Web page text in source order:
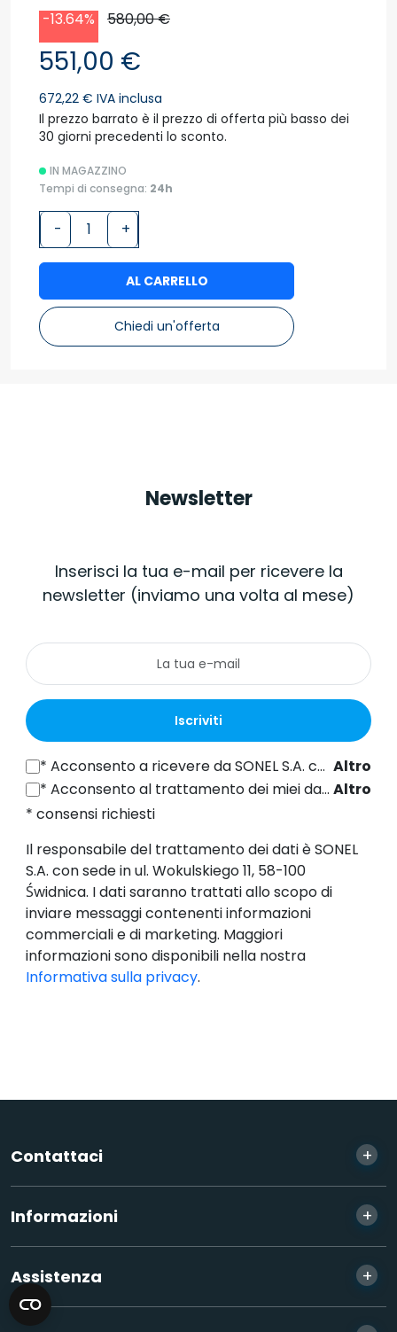
-13.64% 580,00 €
551,00 €
672,22 € IVA inclusa
Il prezzo barrato è il prezzo di offerta più basso dei
30 giorni precedenti lo sconto.
IN MAGAZZINO
Tempi di consegna: 24h
- +
AL CARRELLO
Chiedi un'offerta
Newsletter
Inserisci la tua e-mail per ricevere la
newsletter (inviamo una volta al mese)
Iscriviti
*Acconsento a ricevere da SONEL S.A. con sede in ul. Wokulskiego 11, 58-100 Świdnica informazioni commerciali per via elettronica (all'indirizzo e-mail fornito) a fini di marketing, ai sensi dell'articolo 398 della legge del 12 luglio 2024 sul diritto delle comunicazioni elettroniche.
Altro
*Acconsento al trattamento dei miei dati personali (indirizzo e-mail) da parte di SONEL S.A. con sede in ul. Wokulskiego 11, 58-100 Świdnica, ai fini dell'invio di newsletter contenenti informazioni commerciali e di marketing, ai sensi dell'art. 6, comma 1, lettera a) del Regolamento generale sulla protezione dei dati (GDPR). Altro
* consensi richiesti
Il responsabile del trattamento dei dati è SONEL
S.A. con sede in ul. Wokulskiego 11, 58-100
Świdnica. I dati saranno trattati allo scopo di
inviare messaggi contenenti informazioni
commerciali e di marketing. Maggiori
informazioni sono disponibili nella nostra
Informativa sulla privacy.
Contattaci +
Informazioni +
Assistenza +